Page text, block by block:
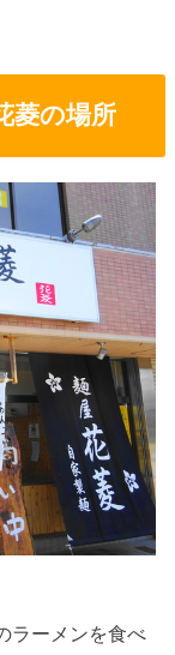
菱の場所
ラーメンを食べ